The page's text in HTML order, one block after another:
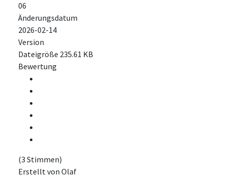
06
Änderungsdatum
2026-02-14
Version
Dateigröße 235.61 KB
Bewertung
(3 Stimmen)
Erstellt von Olaf